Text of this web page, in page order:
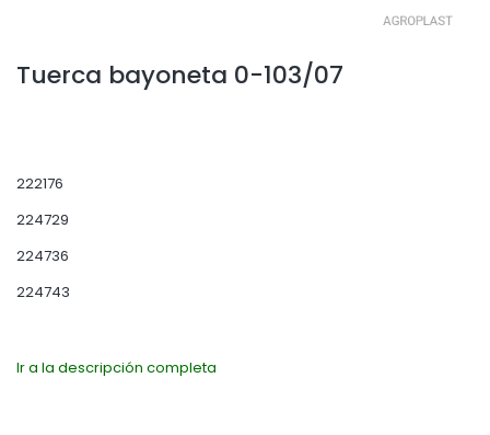
Tuerca bayoneta 0-103/07
222176
224729
224736
224743
Ir a la descripción completa